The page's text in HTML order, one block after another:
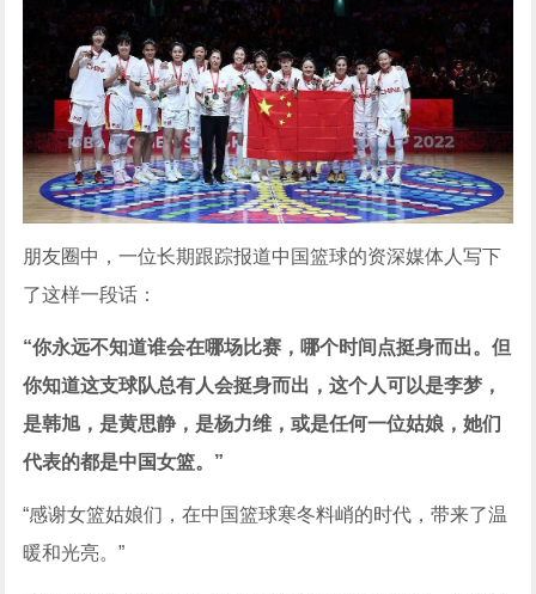
朋友圈中，一位长期跟踪报道中国篮球的资深媒体人写下
了这样一段话：
“你永远不知道谁会在哪场比赛，哪个时间点挺身而出。但
你知道这支球队总有人会挺身而出，这个人可以是李梦，
是韩旭，是黄思静，是杨力维，或是任何一位姑娘，她们
代表的都是中国女篮。”
“感谢女篮姑娘们，在中国篮球寒冬料峭的时代，带来了温
暖和光亮。”